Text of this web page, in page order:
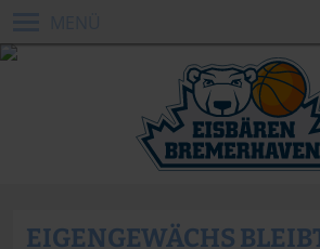
EIGENGEWÄCHS